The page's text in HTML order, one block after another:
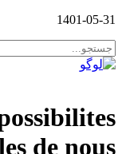
1401-05-31
de nous